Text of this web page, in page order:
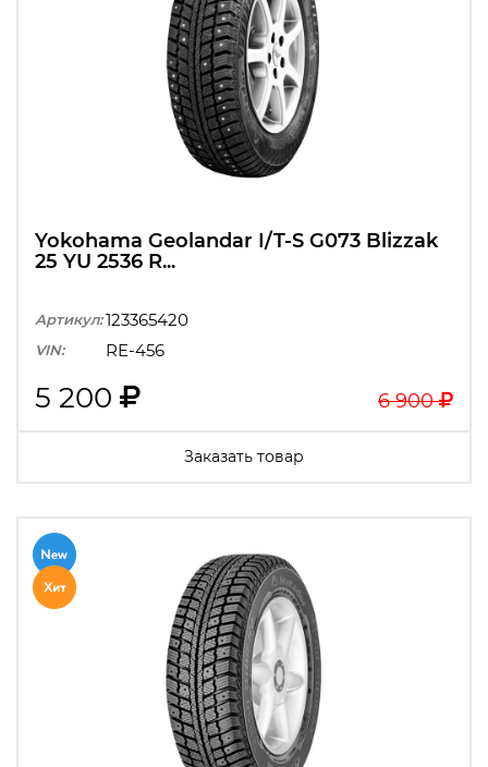
Yokohama Geolandar I/T-S G073 Blizzak
25 YU 2536 R...
Артикул:123365420
VIN: RE-456
5 200 6 900
Заказать товар